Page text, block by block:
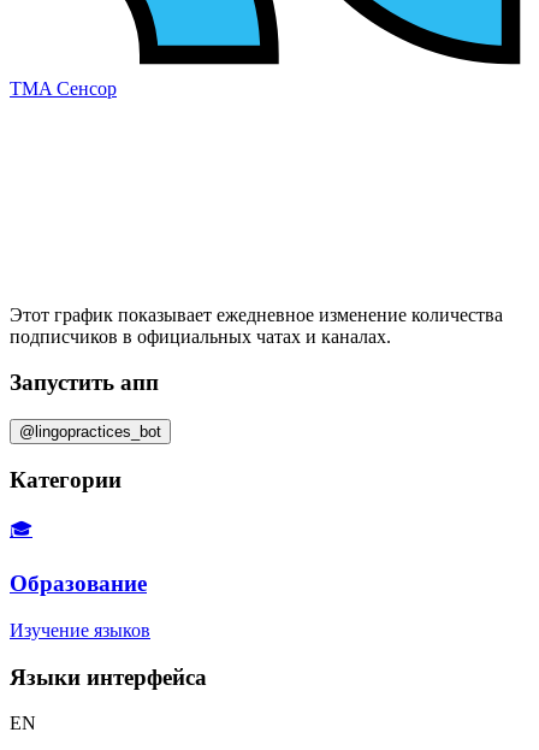
TMA Сенсор
Этот график показывает ежедневное изменение количества
подписчиков в официальных чатах и каналах.
Запустить апп
@lingopractices_bot
Категории
🎓
Образование
Изучение языков
Языки интерфейса
EN